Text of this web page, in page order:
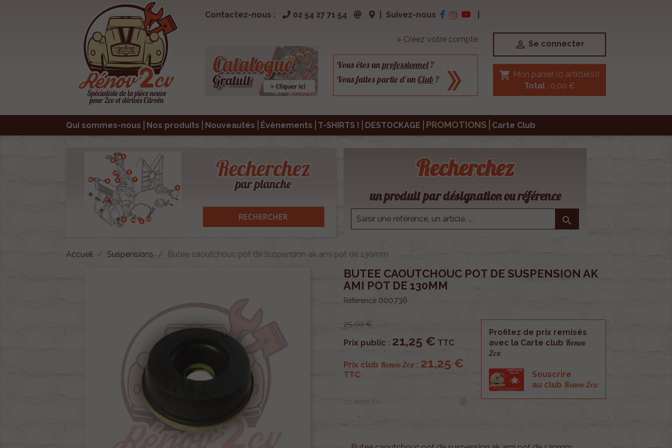
Contactez-nous : 02 54 27 71 54 Suivez-nous
> Créez votre compte
Vous êtes unprofessionnel?
Vous faites partie d’un Club ?
 Se connecter
shopping_cart Mon panier (0 article(s))
Total: 0,00 €
Qui sommes-nous Nos produits Nouveautés Évènements T-SHIRTS ! DESTOCKAGE PROMOTIONS Carte Club
Recherchez
un produit par désignation ou référence

Accueil Suspensions Butee caoutchouc pot de suspension ak ami pot de 130mm
BUTEE CAOUTCHOUC POT DE SUSPENSION AK
AMI POT DE 130MM
Référence 000736
25,00 €
Prix public : 21,25 € TTC
Prix club Renov 2cv : 21,25 €
TTC
OU PAYER EN
Profitez de prix remisés
avec la Carte club Renov
2cv
Souscrire
au club Renov 2cv